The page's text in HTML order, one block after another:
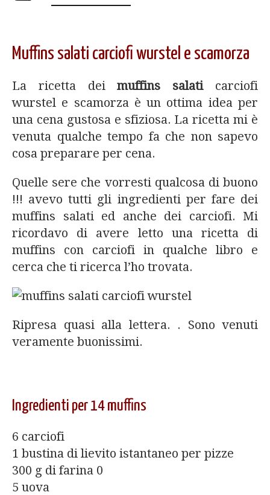
Muffins salati carciofi wurstel e scamorza
La ricetta deimuffins salaticarciofi
wurstel e scamorza è un ottima idea per
una cena gustosa e sfiziosa. La ricetta mi è
venuta qualche tempo fa che non sapevo
cosa preparare per cena.
Quelle sere che vorresti qualcosa di buono
!!! avevo tutti gli ingredienti per fare dei
muffins salati ed anche dei carciofi. Mi
ricordavo di avere letto una ricetta di
muffins con carciofi in qualche libro e
cerca che ti ricerca l’ho trovata.
Ripresa quasi alla lettera. . Sono venuti
veramente buonissimi.
Ingredienti per 14 muffins
6 carciofi
1 bustina di lievito istantaneo per pizze
300 g di farina 0
5 uova